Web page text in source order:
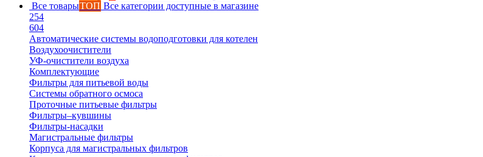
Все товарыТОП Все категории доступные в магазине
254
604
Автоматические системы водоподготовки для котелен
Воздухоочистители
УФ-очистители воздуха
Комплектующие
Фильтры для питьевой воды
Системы обратного осмоса
Проточные питьевые фильтры
Фильтры–кувшины
Фильтры-насадки
Магистральные фильтры
Корпуса для магистральных фильтров